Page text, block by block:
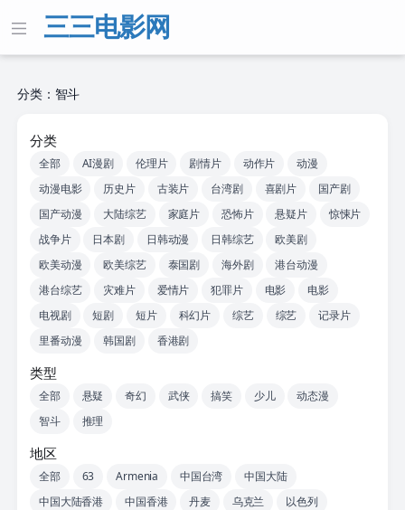
三三电影网
分类：智斗
分类
全部 AI漫剧 伦理片 剧情片 动作片
动漫
动漫电影
历史片 古装片 台湾剧 喜剧片
国产剧
国产动漫
大陆综艺 家庭片 恐怖片 悬疑片
惊悚片
战争片
日本剧 日韩动漫 日韩综艺
欧美剧
欧美动漫
欧美综艺 泰国剧 海外剧
港台动漫
港台综艺
灾难片 爱情片 犯罪片 电影
电影
电视剧
短剧 短片 科幻片 综艺 综艺
记录片
里番动漫
韩国剧 香港剧
类型
全部 悬疑 奇幻 武侠 搞笑 少儿
动态漫
智斗
推理
地区
全部 63 Armenia 中国台湾
中国大陆
中国大陆香港
中国香港 丹麦 乌克兰
以色列